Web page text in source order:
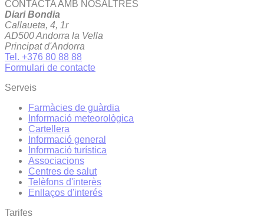
CONTACTA AMB NOSALTRES
Diari Bondia
Callaueta, 4, 1r
AD500 Andorra la Vella
Principat d'Andorra
Tel. +376 80 88 88
Formulari de contacte
Serveis
Farmàcies de guàrdia
Informació meteorològica
Cartellera
Informació general
Informació turística
Associacions
Centres de salut
Telèfons d'interès
Enllaços d'interés
Tarifes